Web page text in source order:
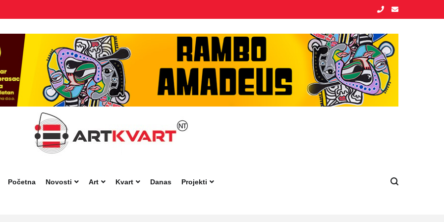
Početna
Novosti Art Kvart Danas Projekti